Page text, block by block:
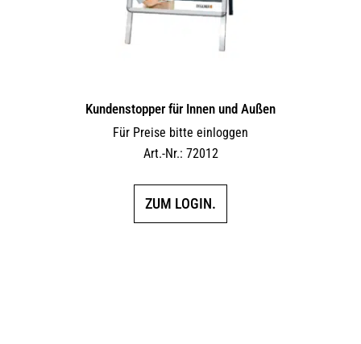
Kundenstopper für Innen und Außen
Für Preise bitte einloggen
Art.-Nr.: 72012
ZUM LOGIN.